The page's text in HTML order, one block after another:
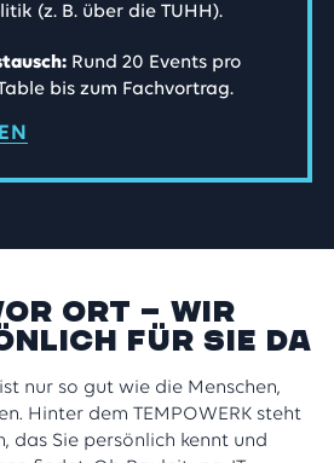
(z. B. über die TUHH).
Rund 20 Events pro
bis zum Fachvortrag.
Ort – Wir
für Sie da
nur so gut wie die Menschen,
Hinter dem TEMPOWERK steht
das Sie persönlich kennt und